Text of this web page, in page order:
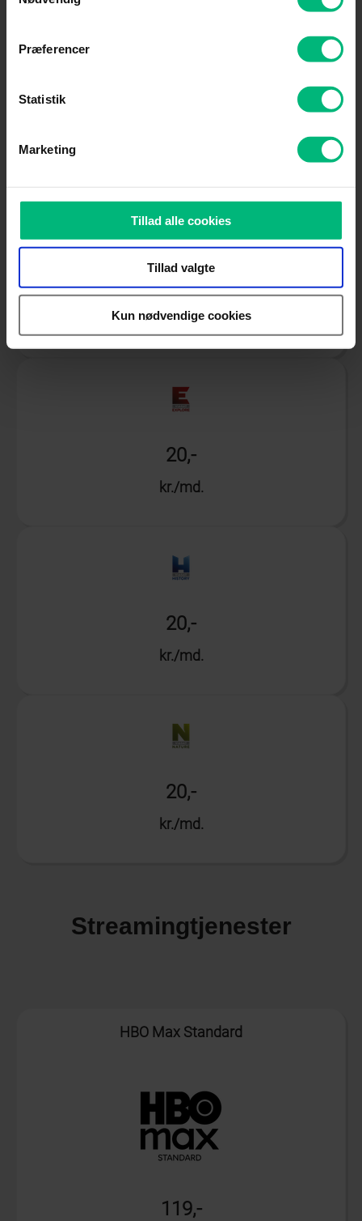
Præferencer
Statistik
Marketing
Tillad alle cookies
Tillad valgte
Kun nødvendige cookies
Info
50,-
kr./md.
20,-
kr./md.
Info
20,-
kr./md.
20,-
kr./md.
Streamingtjenester
HBO Max Standard
119,-